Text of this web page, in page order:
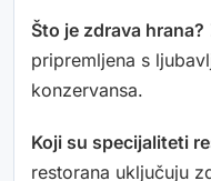
Što je zdrava hrana?
pripremljena s
konzervansa.
Koji su specijaliteti
restorana uključuju